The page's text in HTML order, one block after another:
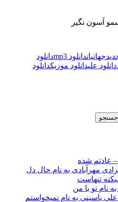
آسون نگیر
جهانیاندانلود mp3
دانلود
دانلود علیدانلود موزیکدانلود
– عادتم شده
مهرآبادی به نام حال دل
تنهاست
نام تو با من
یاسینی به نام نمیخواستم